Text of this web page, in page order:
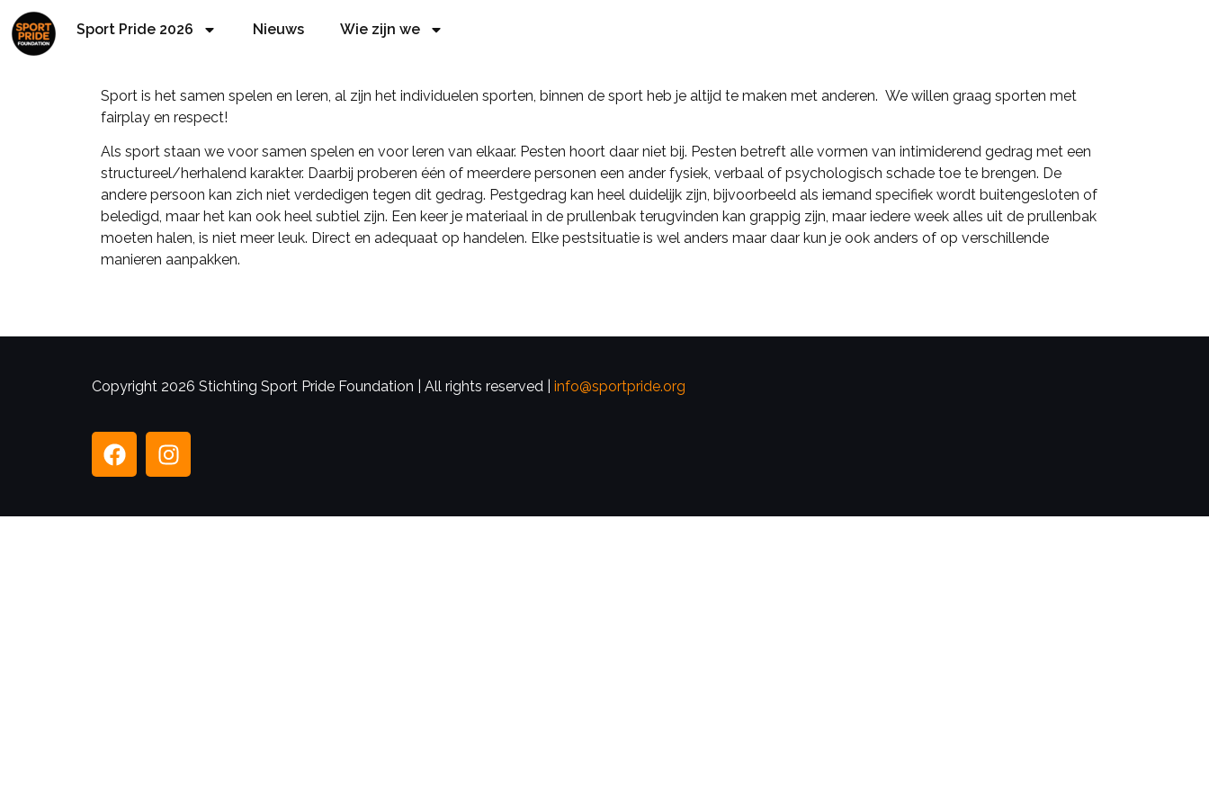
Sport Pride 2026 Nieuws Wie zijn we
Sport is het samen spelen en leren, al zijn het individuelen sporten, binnen de sport heb je altijd te maken met anderen. We willen graag sporten met
fairplay en respect!
Als sport staan we voor samen spelen en voor leren van elkaar. Pesten hoort daar niet bij. Pesten betreft alle vormen van intimiderend gedrag met een
structureel/herhalend karakter. Daarbij proberen één of meerdere personen een ander fysiek, verbaal of psychologisch schade toe te brengen. De
andere persoon kan zich niet verdedigen tegen dit gedrag. Pestgedrag kan heel duidelijk zijn, bijvoorbeeld als iemand specifiek wordt buitengesloten of
beledigd, maar het kan ook heel subtiel zijn. Een keer je materiaal in de prullenbak terugvinden kan grappig zijn, maar iedere week alles uit de prullenbak
moeten halen, is niet meer leuk. Direct en adequaat op handelen. Elke pestsituatie is wel anders maar daar kun je ook anders of op verschillende
manieren aanpakken.
Copyright 2026 Stichting Sport Pride Foundation | All rights reserved | info@sportpride.org